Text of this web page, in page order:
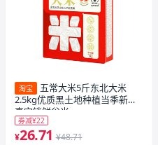
淘宝
五常大米5斤东北大米
2.5kg优质黑土地种植当季新米
真空锁鲜谷米
券减¥22
¥26.71 ¥48.71